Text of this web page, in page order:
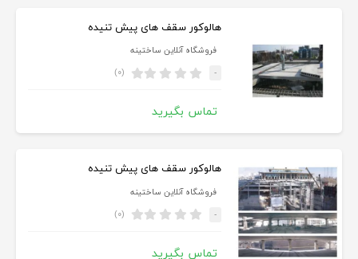
هالوکور سقف های پیش تنیده
فروشگاه آنلاین ساختینه
- (۰)
تماس بگیرید
هالوکور سقف های پیش تنیده
فروشگاه آنلاین ساختینه
- (۰)
تماس بگیرید